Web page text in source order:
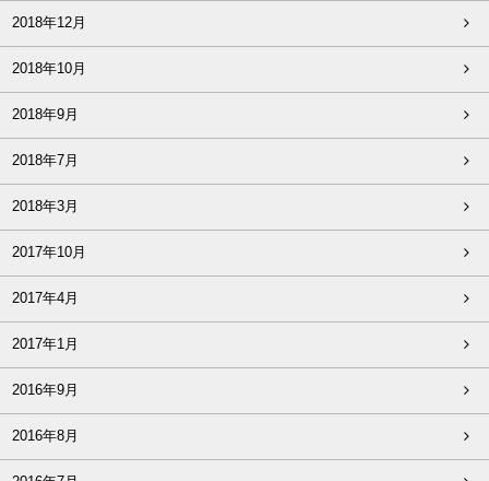
2018年12月
2018年10月
2018年9月
2018年7月
2018年3月
2017年10月
2017年4月
2017年1月
2016年9月
2016年8月